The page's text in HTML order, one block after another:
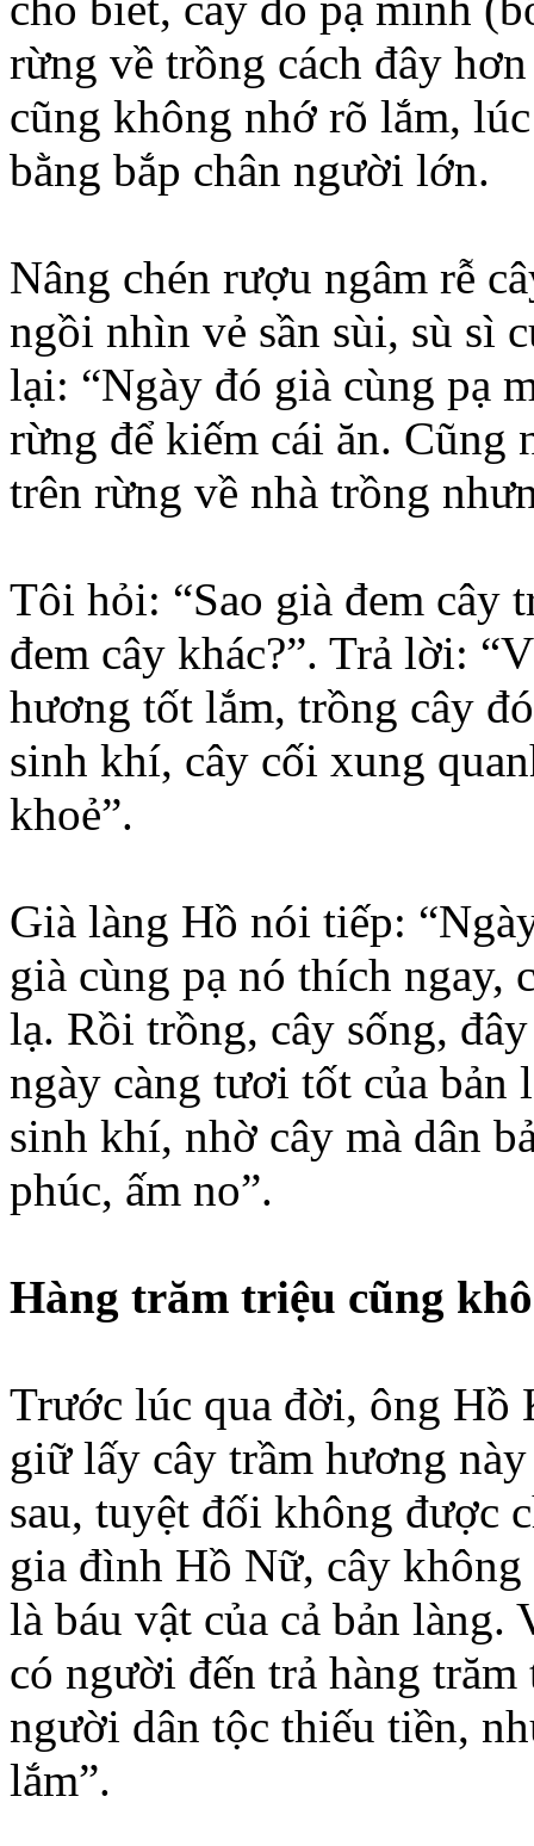
rừng về trồng cách đây
cũng không nhớ rõ lắm,
bằng bắp chân người lớn.
Nâng chén rượu ngâm rễ
ngồi nhìn vẻ sần sùi, sù sì
lại: “Ngày đó già cùng pạ
rừng để kiếm cái ăn. Cũng
trên rừng về nhà trồng
Tôi hỏi: “Sao già đem cây
đem cây khác?”. Trả lời:
hương tốt lắm, trồng cây
sinh khí, cây cối xung
khoẻ”.
Già làng Hồ nói tiếp:
già cùng pạ nó thích ngay,
lạ. Rồi trồng, cây sống,
ngày càng tươi tốt của bản
sinh khí, nhờ cây mà dân
phúc, ấm no”.
Hàng trăm triệu cũng
Trước lúc qua đời, ông Hồ
giữ lấy cây trầm hương
sau, tuyệt đối không được
gia đình Hồ Nữ, cây
là báu vật của cả bản
có người đến trả hàng
người dân tộc thiếu tiền,
lắm”.